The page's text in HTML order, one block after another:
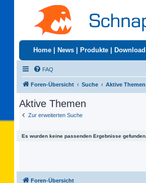
Home News Produkte Download
FAQ
Foren-Übersicht Suche Aktive Themen
Aktive Themen
Zur erweiterten Suche
Es wurden keine passenden Ergebnisse gefunden.
Foren-Übersicht